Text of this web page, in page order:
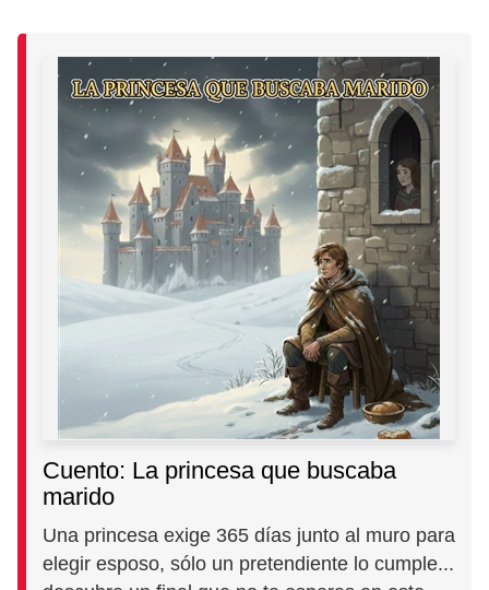
Cuento: La princesa que buscaba
marido
Una princesa exige 365 días junto al muro para
elegir esposo, sólo un pretendiente lo cumple...